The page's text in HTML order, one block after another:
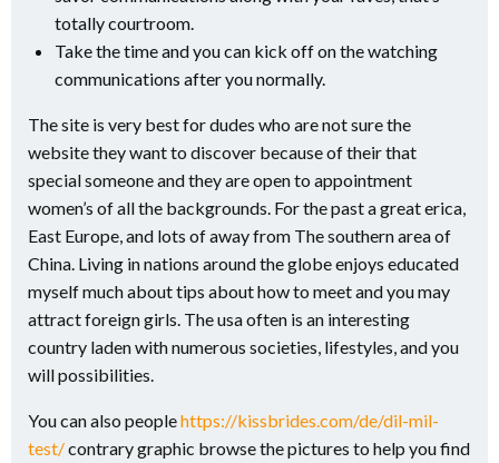
totally courtroom.
Take the time and you can kick off on the watching
communications after you normally.
The site is very best for dudes who are not sure the
website they want to discover because of their that
special someone and they are open to appointment
women’s of all the backgrounds. For the past a great erica,
East Europe, and lots of away from The southern area of
China. Living in nations around the globe enjoys educated
myself much about tips about how to meet and you may
attract foreign girls. The usa often is an interesting
country laden with numerous societies, lifestyles, and you
will possibilities.
You can also peoplehttps://kissbrides.com/de/dil-mil-
test/contrary graphic browse the pictures to help you find